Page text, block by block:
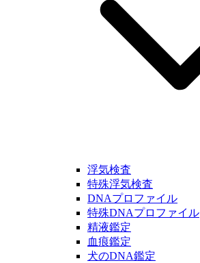
浮気検査
特殊浮気検査
DNAプロファイル
特殊DNAプロファイル
精液鑑定
血痕鑑定
犬のDNA鑑定